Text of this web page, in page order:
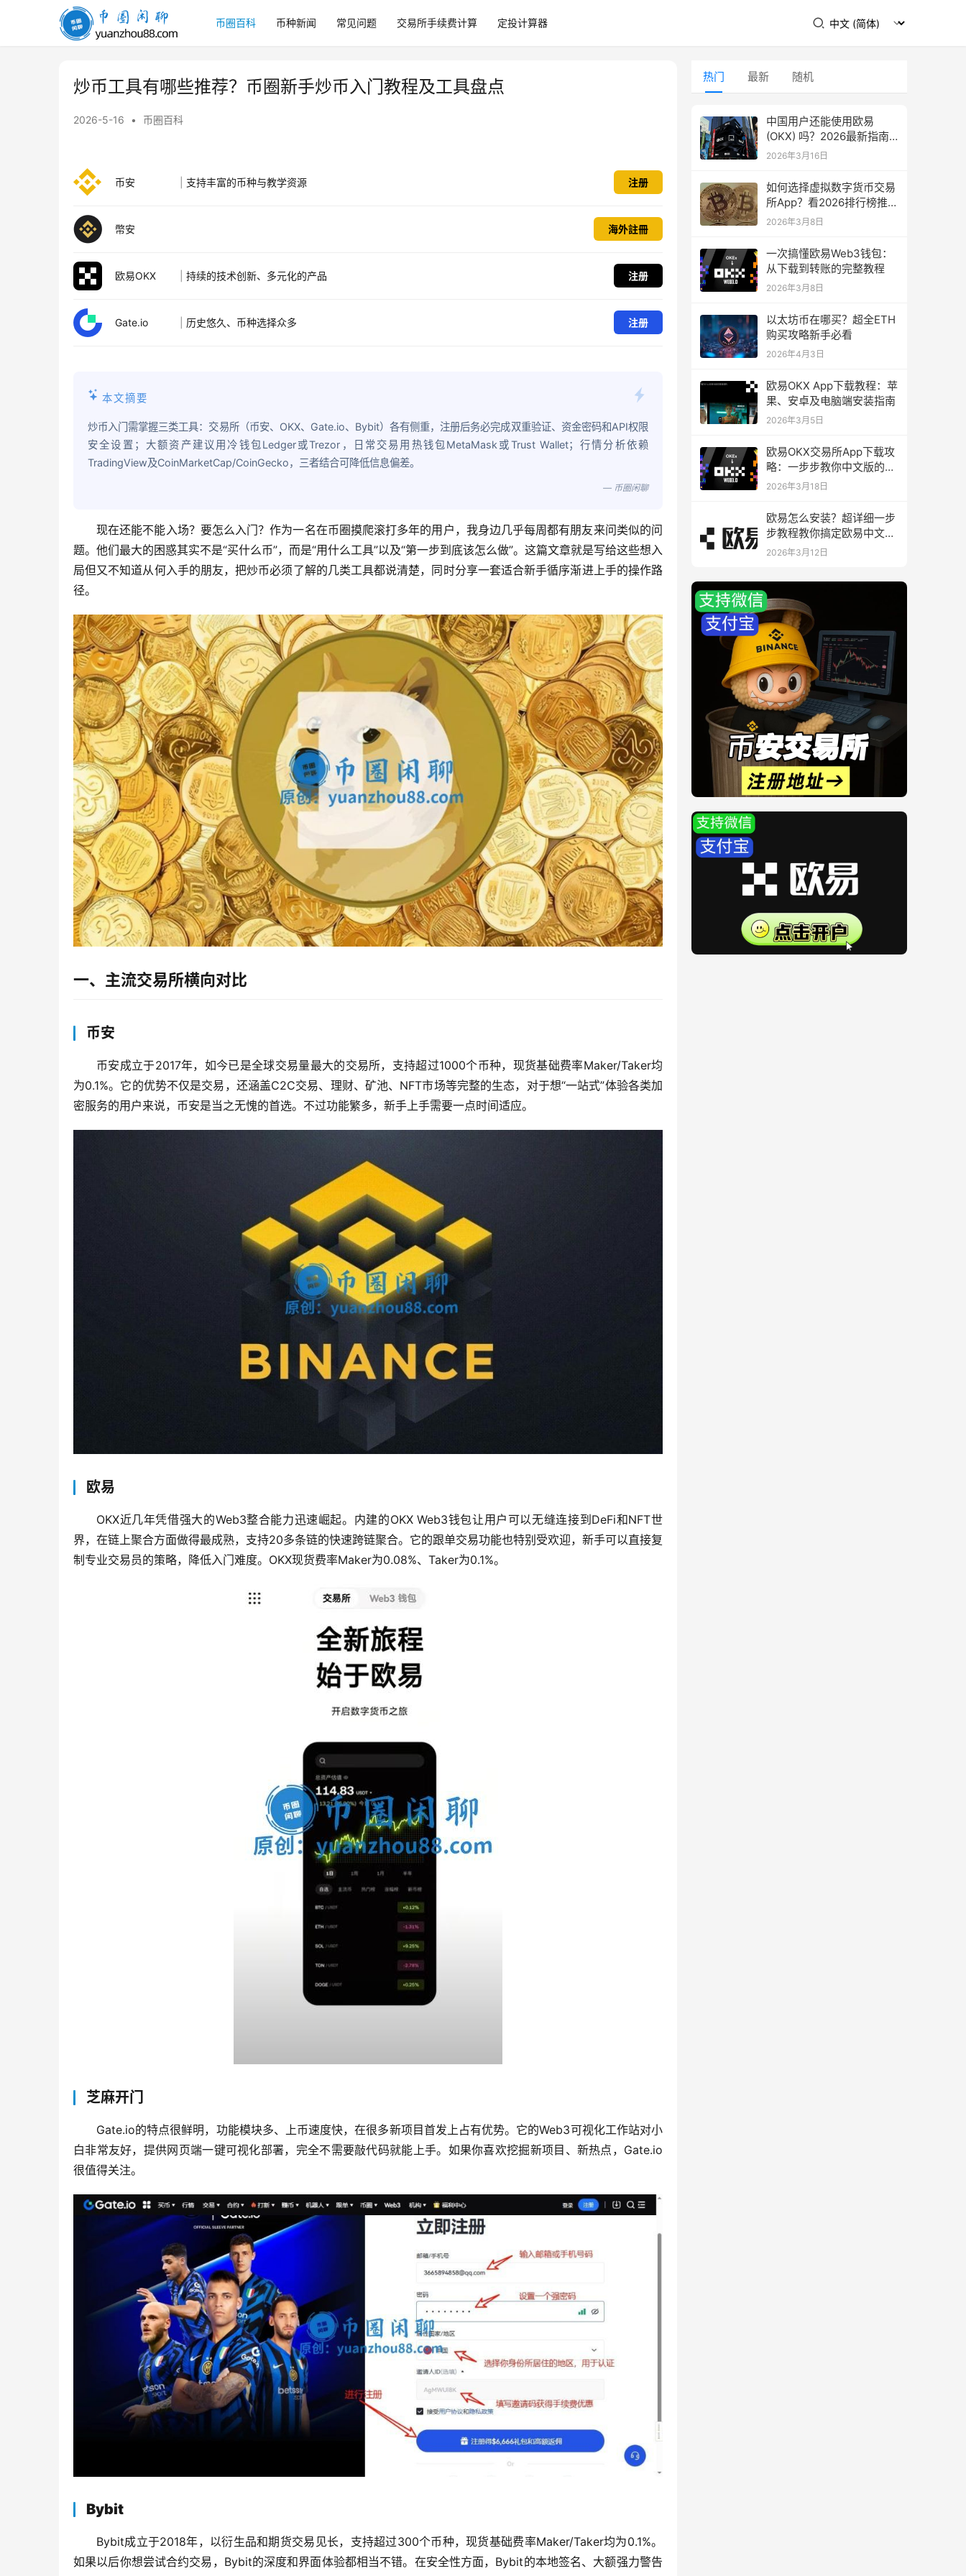
币
圈
币圈百科 币种新闻 常见问题 交易所手续费计算 定投计算器
炒币工具有哪些推荐？币圈新手炒币入门教程及工具盘点
2026-5-16 • 币圈百科
币安 支持丰富的币种与教学资源 注册
幣安 海外註冊
欧易OKX 持续的技术创新、多元化的产品 注册
Gate.io 历史悠久、币种选择众多 注册
本文摘要
炒币入门需掌握三类工具：交易所（币安、OKX、Gate.io、Bybit）各有侧重，注册后务必完成双重验证、资金密码和API权限
安全设置；大额资产建议用冷钱包Ledger或Trezor，日常交易用热钱包MetaMask或Trust Wallet；行情分析依赖
TradingView及CoinMarketCap/CoinGecko，三者结合可降低信息偏差。
— 币圈闲聊
现在还能不能入场？要怎么入门？作为一名在币圈摸爬滚打多年的用户，我身边几乎每周都有朋友来问类似的问
题。他们最大的困惑其实不是“买什么币”，而是“用什么工具”以及“第一步到底该怎么做”。这篇文章就是写给这些想入
局但又不知道从何入手的朋友，把炒币必须了解的几类工具都说清楚，同时分享一套适合新手循序渐进上手的操作路
径。
一、主流交易所横向对比
币安
币安成立于2017年，如今已是全球交易量最大的交易所，支持超过1000个币种，现货基础费率Maker/Taker均
为0.1%。它的优势不仅是交易，还涵盖C2C交易、理财、矿池、NFT市场等完整的生态，对于想“一站式”体验各类加
密服务的用户来说，币安是当之无愧的首选。不过功能繁多，新手上手需要一点时间适应。
欧易
OKX近几年凭借强大的Web3整合能力迅速崛起。内建的OKX Web3钱包让用户可以无缝连接到DeFi和NFT世
界，在链上聚合方面做得最成熟，支持20多条链的快速跨链聚合。它的跟单交易功能也特别受欢迎，新手可以直接复
制专业交易员的策略，降低入门难度。OKX现货费率Maker为0.08%、Taker为0.1%。
芝麻开门
Gate.io的特点很鲜明，功能模块多、上币速度快，在很多新项目首发上占有优势。它的Web3可视化工作站对小
白非常友好，提供网页端一键可视化部署，完全不需要敲代码就能上手。如果你喜欢挖掘新项目、新热点，Gate.io
很值得关注。
Bybit
Bybit成立于2018年，以衍生品和期货交易见长，支持超过300个币种，现货基础费率Maker/Taker均为0.1%。
如果以后你想尝试合约交易，Bybit的深度和界面体验都相当不错。在安全性方面，Bybit的本地签名、大额强力警告
热门 最新 随机
中国用户还能使用欧易
(OKX) 吗？2026最新指南
教你如何下载
2026年3月16日
如何选择虚拟数字货币交易
所App？看2026排行榜推
荐！
2026年3月8日
一次搞懂欧易Web3钱包：
从下载到转账的完整教程
2026年3月8日
以太坊币在哪买？超全ETH
购买攻略新手必看
2026年4月3日
欧易OKX App下载教程：苹
果、安卓及电脑端安装指南
2026年3月5日
欧易OKX交易所App下载攻
略：一步步教你中文版的下
载与安装
2026年3月18日
欧易怎么安装？超详细一步
步教程教你搞定欧易中文版
下载与安装
2026年3月12日